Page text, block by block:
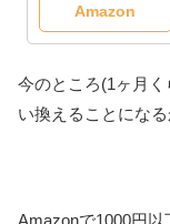
Amazon
今のところ(1ヶ月
い換えることにな